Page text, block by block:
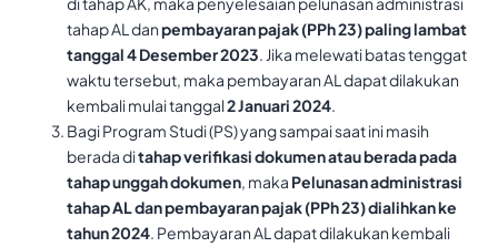
tahap AL danpembayaran pajak (PPh 23) paling lambat
tanggal 4 Desember 2023. Jika melewati batas tenggat
waktu tersebut, maka pembayaran AL dapat dilakukan
kembali mulai tanggal2 Januari 2024.
Bagi Program Studi (PS) yang sampai saat ini masih
berada ditahap verifikasi dokumen atau berada pada
tahap unggah dokumen, maka Pelunasan administrasi
tahap AL dan pembayaran pajak (PPh 23) dialihkan ke
tahun 2024. Pembayaran AL dapat dilakukan kembali